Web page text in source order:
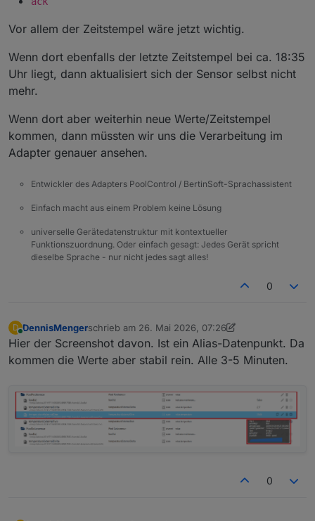
Vor allem der Zeitstempel wäre jetzt wichtig.
Wenn dort ebenfalls der letzte Zeitstempel bei ca. 18:35
Uhr liegt, dann aktualisiert sich der Sensor selbst nicht
mehr.
Wenn dort aber weiterhin neue Werte/Zeitstempel
kommen, dann müssten wir uns die Verarbeitung im
Adapter genauer ansehen.
Entwickler des Adapters PoolControl / BertinSoft-Sprachassistent
Einfach macht aus einem Problem keine Lösung
universelle Gerätedatenstruktur mit kontextueller
Funktionszuordnung. Oder einfach gesagt: Jedes Gerät spricht
dieselbe Sprache - nur nicht jedes sagt alles!
0
D
Online
DennisMengerschrieb am 26. Mai 2026, 07:26
zuletzt editiert von DennisMenger
Hier der Screenshot davon. Ist ein Alias-Datenpunkt. Da
kommen die Werte aber stabil rein. Alle 3-5 Minuten.
0